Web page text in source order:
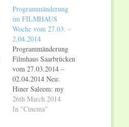
Programmänderung
im FILMHAUS
Woche vom 27.03. –
2.04.2014
Programmänderung
Filmhaus Saarbrücken
vom 27.03.2014 –
02.04.2014 Neu:
Hiner Saleem: my
sweet pepper land
(OmU) Do 20.00, Fr
26th March 2014
In "Cinema"